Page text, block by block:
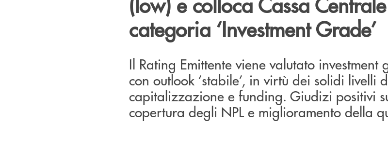
categoria ‘Investment Grade’
Il Rating Emittente viene valutato investment
con outlook ‘stabile’, in virtù dei solidi livelli
capitalizzazione e funding. Giudizi positivi
copertura degli NPL e miglioramento della